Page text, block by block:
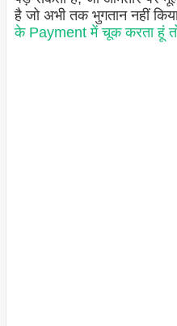
है जो अभी तक भुगतान नहीं
के Payment में चूक करता हूं तो